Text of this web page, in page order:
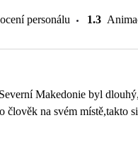
personálu 1.3
Makedonie byl
člověk na svém místě,takto